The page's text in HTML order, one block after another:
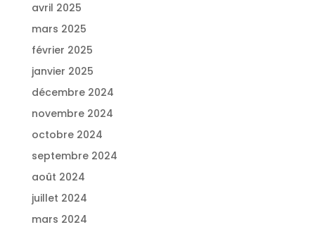
avril 2025
mars 2025
février 2025
janvier 2025
décembre 2024
novembre 2024
octobre 2024
septembre 2024
août 2024
juillet 2024
mars 2024